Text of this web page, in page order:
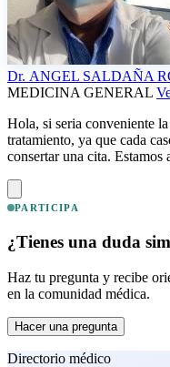
Dr. ANGEL SALDAÑA
MEDICINA GENERAL
Hola, si seria conveniente
tratamiento, ya que cada
consertar una cita. Estamos
PARTICIPA
¿Tienes una duda
Haz tu pregunta y recibe
en la comunidad médica.
Hacer una pregunta
Directorio médico